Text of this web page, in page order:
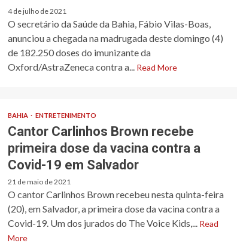
4 de julho de 2021
O secretário da Saúde da Bahia, Fábio Vilas-Boas,
anunciou a chegada na madrugada deste domingo (4)
de 182.250 doses do imunizante da
Oxford/AstraZeneca contra a... Read More
BAHIA ENTRETENIMENTO
Cantor Carlinhos Brown recebe
primeira dose da vacina contra a
Covid-19 em Salvador
21 de maio de 2021
O cantor Carlinhos Brown recebeu nesta quinta-feira
(20), em Salvador, a primeira dose da vacina contra a
Covid-19. Um dos jurados do The Voice Kids,... Read
More